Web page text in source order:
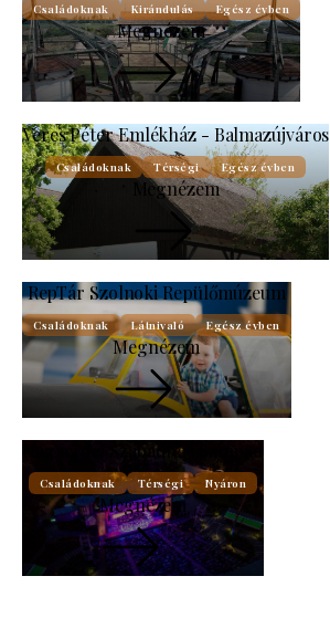
Családoknak Kirándulás Egész évben
Megnézem
Veres Péter Emlékház - Balmazújváros
Családoknak Térségi Egész évben
Megnézem
RepTár Szolnoki Repülőmúzeum
Családoknak Látnivaló Egész évben
Megnézem
Nagyerdei Szabadtéri Színpad
Családoknak Térségi Nyáron
Megnézem